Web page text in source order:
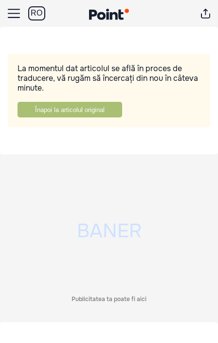
RO
La momentul dat articolul se află în proces de
traducere, vă rugăm să încercați din nou în câteva
minute.
Înapoi la articolul original
Publicitatea ta poate fi aici